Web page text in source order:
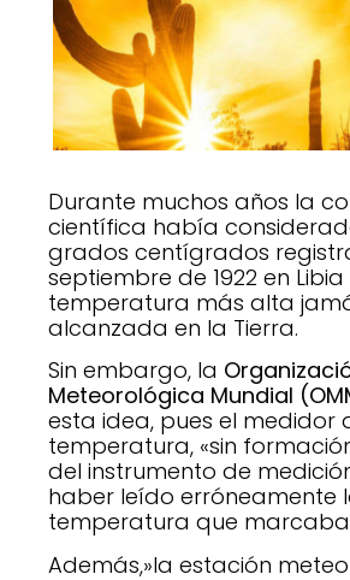
Durante muchos años la
científica había
grados centígrados
septiembre de 1922 en
temperatura más alta
alcanzada en la Tierra.
Sin embargo, la
Meteorológica Mundial
esta idea, pues el medidor
temperatura, «sin
del instrumento de
haber leído erróneamente
temperatura que marcaba
Además,»la estación